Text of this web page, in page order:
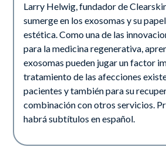
Larry Helwig, fundador de
sumerge en los exosomas y su
estética. Como una de las
para la medicina regenerativa,
exosomas pueden jugar un factor
tratamiento de las afecciones
pacientes y también para su
combinación con otros servicios.
habrá subtítulos en español.